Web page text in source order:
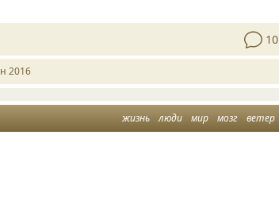
10
2016
жизнь люди мир мозг ветер